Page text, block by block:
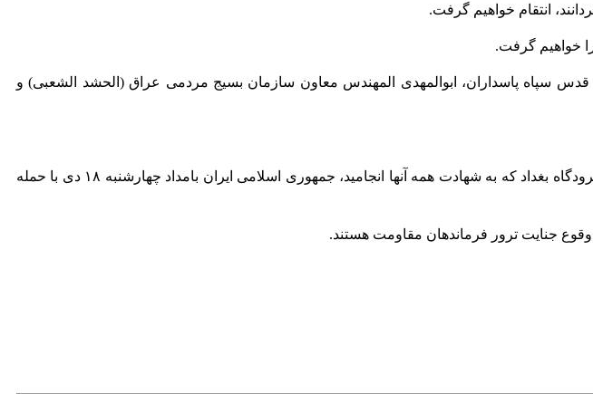
انتقام خواهیم گرفت.
خواهیم گرفت.
نیروی قدس سپاه پاسداران، ابوالمهدی المهندس معاون سازمان بسیج مردمی عراق (الحشد الشعبی) و
به دنبال حمله تروریستی ارتش ایالات متحده به خودروی سردار سلیمانی و المهندس و همراهانشان در فرودگاه بغداد که به شهادت همه آنها انجامید، جمهوری اسلامی ایران بامداد چهارشنبه ۱۸ دی‌ با حمله
جنایت ترور فرماندهان مقاومت هستند.